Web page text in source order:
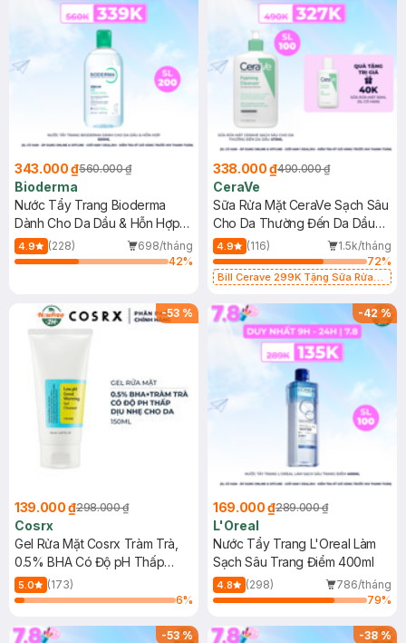
343.000 ₫560.000 ₫
Bioderma
Nước Tẩy Trang Bioderma
Dành Cho Da Dầu & Hỗn Hợp
500ml
4.9 (228)
698/tháng
42%
338.000 ₫490.000 ₫
CeraVe
Sữa Rửa Mặt CeraVe Sạch Sâu
Cho Da Thường Đến Da Dầu
473ml
4.9 (116)
1.5k/tháng
72%
Bill Cerave 299K Tặng Sữa Rửa
-53 %
139.000 ₫298.000 ₫
Cosrx
Gel Rửa Mặt Cosrx Tràm Trà,
0.5% BHA Có Độ pH Thấp
150ml
5.0
(173)
6%
-42%
169.000 ₫289.000 ₫
L'Oreal
Nước Tẩy Trang L'Oreal Làm
Sạch Sâu Trang Điểm 400ml
4.8 (298)
786/tháng
79%
-53% -38%